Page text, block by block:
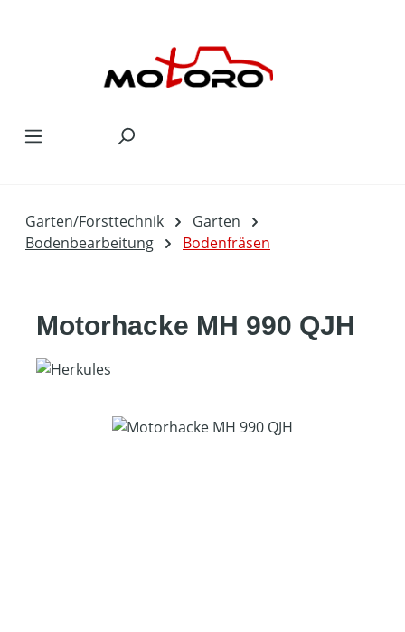
Garten/Forsttechnik
Garten
Bodenbearbeitung
Bodenfräsen
Motorhacke MH 990 QJH
Bildergalerie überspringen